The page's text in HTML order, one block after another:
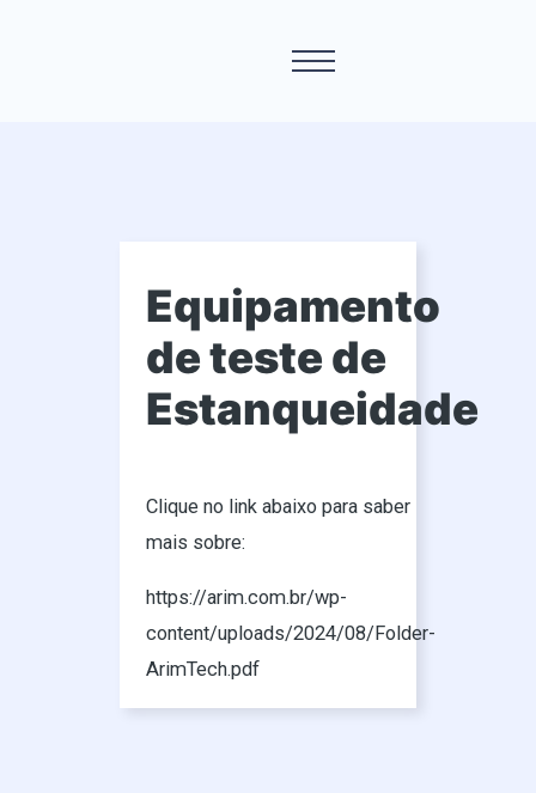
Equipamento
de teste de
Estanqueidade
Clique no link abaixo para saber
mais sobre:
https://arim.com.br/wp-
content/uploads/2024/08/Folder-
ArimTech.pdf